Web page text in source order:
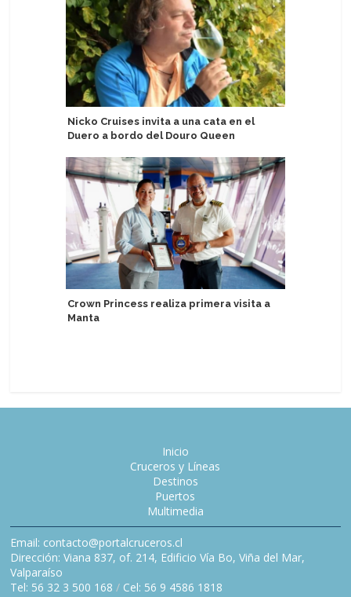
Nicko Cruises invita a una cata en el
Duero a bordo del Douro Queen
Crown Princess realiza primera visita a
Manta
Inicio
Cruceros y Líneas
Destinos
Puertos
Multimedia
Email: contacto@portalcruceros.cl
Dirección: Viana 837, of. 214, Edificio Vía Bo, Viña del Mar,
Valparaíso
Tel: 56 32 3 500 168 / Cel: 56 9 4586 1818